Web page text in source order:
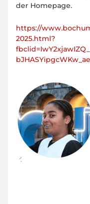
der Homepage.
https://
2025.html?